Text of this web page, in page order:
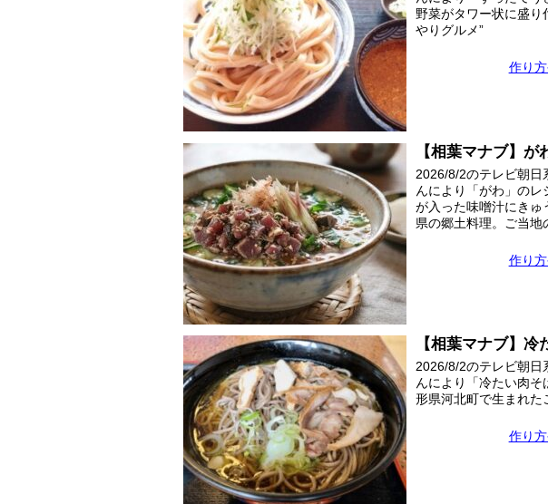
野菜がタワー状に盛り
やりグルメ”
作り
【相葉マナブ】が
2026/8/2のテレビ朝日
んにより「がわ」の
が入った味噌汁にきゅ
県の郷土料理。ご当地
作り
【相葉マナブ】冷
2026/8/2のテレビ朝日
んにより「冷たい肉そ
形県河北町で生まれた
作り